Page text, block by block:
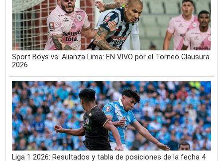
Sport Boys vs. Alianza Lima: EN VIVO por el Torneo Clausura
2026
Liga 1 2026: Resultados y tabla de posiciones de la fecha 4